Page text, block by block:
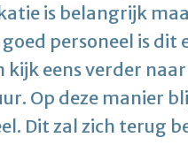
is belangrijk
personeel is dit
eens verder
Op deze manier
Dit zal zich terug